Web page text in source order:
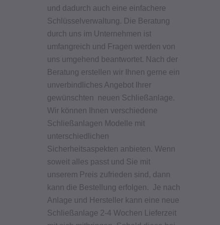
und dadurch auch eine einfachere
Schlüsselverwaltung. Die Beratung
durch uns im Unternehmen ist
umfangreich und Fragen werden von
uns umgehend beantwortet. Nach der
Beratung erstellen wir Ihnen gerne ein
unverbindliches Angebot Ihrer
gewünschten neuen Schließanlage.
Wir können Ihnen verschiedene
Schließanlagen Modelle mit
unterschiedlichen
Sicherheitsaspekten anbieten. Wenn
soweit alles passt und Sie mit
unserem Preis zufrieden sind, dann
kann die Bestellung erfolgen. Je nach
Anlage und Hersteller kann eine neue
Schließanlage 2-4 Wochen Lieferzeit